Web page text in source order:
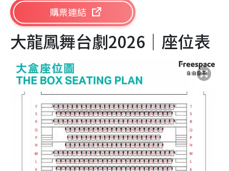
購票連結
大龍鳳舞台劇2026｜座位表